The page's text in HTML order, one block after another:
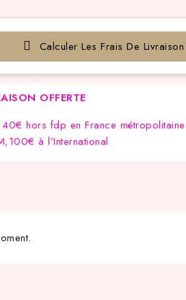
Calculer Les Frais De Livraison
OFFERTE
hors fdp en France
à l’International